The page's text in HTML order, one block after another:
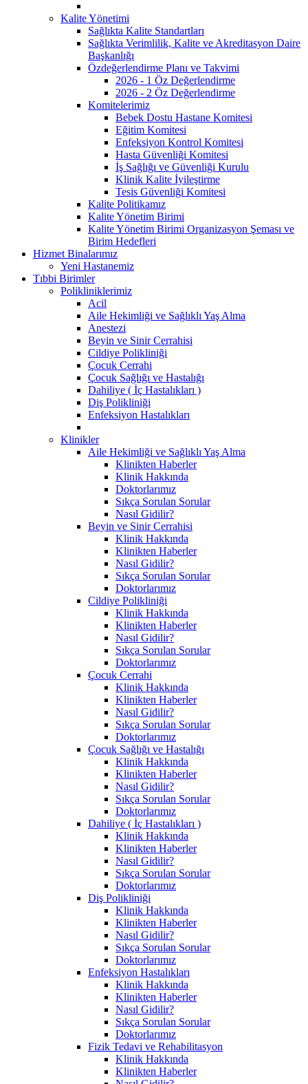
Kalite Yönetimi
Sağlıkta Kalite Standartları
Sağlıkta Verimlilik, Kalite ve Akreditasyon Daire
Başkanlığı
Özdeğerlendirme Planı ve Takvimi
2026 - 1 Öz Değerlendirme
2026 - 2 Öz Değerlendirme
Komitelerimiz
Bebek Dostu Hastane Komitesi
Eğitim Komitesi
Enfeksiyon Kontrol Komitesi
Hasta Güvenliği Komitesi
İş Sağlığı ve Güvenliği Kurulu
Klinik Kalite İyileştirme
Tesis Güvenliği Komitesi
Kalite Politikamız
Kalite Yönetim Birimi
Kalite Yönetim Birimi Organizasyon Şeması ve
Birim Hedefleri
Hizmet Binalarımız
Yeni Hastanemiz
Tıbbi Birimler
Polikliniklerimiz
Acil
Aile Hekimliği ve Sağlıklı Yaş Alma
Anestezi
Beyin ve Sinir Cerrahisi
Cildiye Polikliniği
Çocuk Cerrahi
Çocuk Sağlığı ve Hastalığı
Dahiliye ( İç Hastalıkları )
Diş Polikliniği
Enfeksiyon Hastalıkları
Klinikler
Aile Hekimliği ve Sağlıklı Yaş Alma
Klinikten Haberler
Klinik Hakkında
Doktorlarımız
Sıkça Sorulan Sorular
Nasıl Gidilir?
Beyin ve Sinir Cerrahisi
Klinik Hakkında
Klinikten Haberler
Nasıl Gidilir?
Sıkça Sorulan Sorular
Doktorlarımız
Cildiye Polikliniği
Klinik Hakkında
Klinikten Haberler
Nasıl Gidilir?
Sıkça Sorulan Sorular
Doktorlarımız
Çocuk Cerrahi
Klinik Hakkında
Klinikten Haberler
Nasıl Gidilir?
Sıkça Sorulan Sorular
Doktorlarımız
Çocuk Sağlığı ve Hastalığı
Klinik Hakkında
Klinikten Haberler
Nasıl Gidilir?
Sıkça Sorulan Sorular
Doktorlarımız
Dahiliye ( İç Hastalıkları )
Klinik Hakkında
Klinikten Haberler
Nasıl Gidilir?
Sıkça Sorulan Sorular
Doktorlarımız
Diş Polikliniği
Klinik Hakkında
Klinikten Haberler
Nasıl Gidilir?
Sıkça Sorulan Sorular
Doktorlarımız
Enfeksiyon Hastalıkları
Klinik Hakkında
Klinikten Haberler
Nasıl Gidilir?
Sıkça Sorulan Sorular
Doktorlarımız
Fizik Tedavi ve Rehabilitasyon
Klinik Hakkında
Klinikten Haberler